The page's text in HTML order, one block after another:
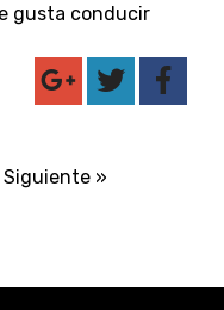
gusta conducir
Siguiente »